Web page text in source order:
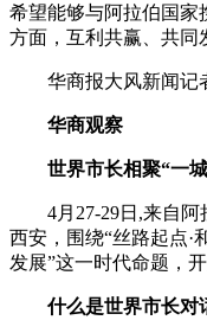
希望能够与阿拉伯国家
方面，互利共赢、共同
华商报大风新闻记
华商观察
世界市长相聚“一城
4月27-29日,来自阿
西安，围绕“丝路起点·
发展”这一时代命题，
什么是世界市长对